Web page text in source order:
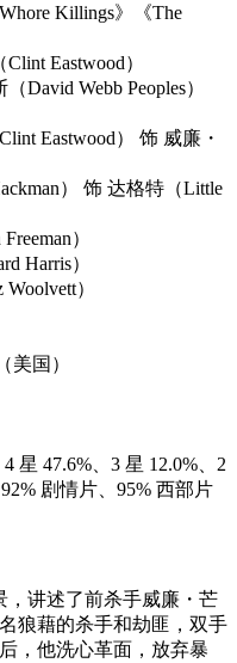
Killings》《The
Eastwood）
David Webb Peoples）
Eastwood） 饰 威廉・
） 饰 达格特（Little
）
Harris）
）
美国）
星 47.6%、3 星 12.0%、2
剧情片、95% 西部片
，讲述了前杀手威廉・芒
狼藉的杀手和劫匪，双手
，他洗心革面，放弃暴